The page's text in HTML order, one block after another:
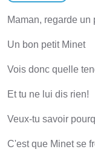
Maman, regarde un
Un bon petit Minet
Vois donc quelle
Et tu ne lui dis rien!
Veux-tu savoir
C'est que Minet se